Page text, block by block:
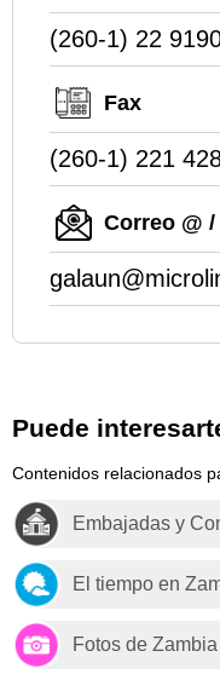
(260-1) 22
Fax
(260-1) 221
Correo @ /
Puede
Contenidos relacionados
Embajadas y
El tiempo en
Fotos de Zambia